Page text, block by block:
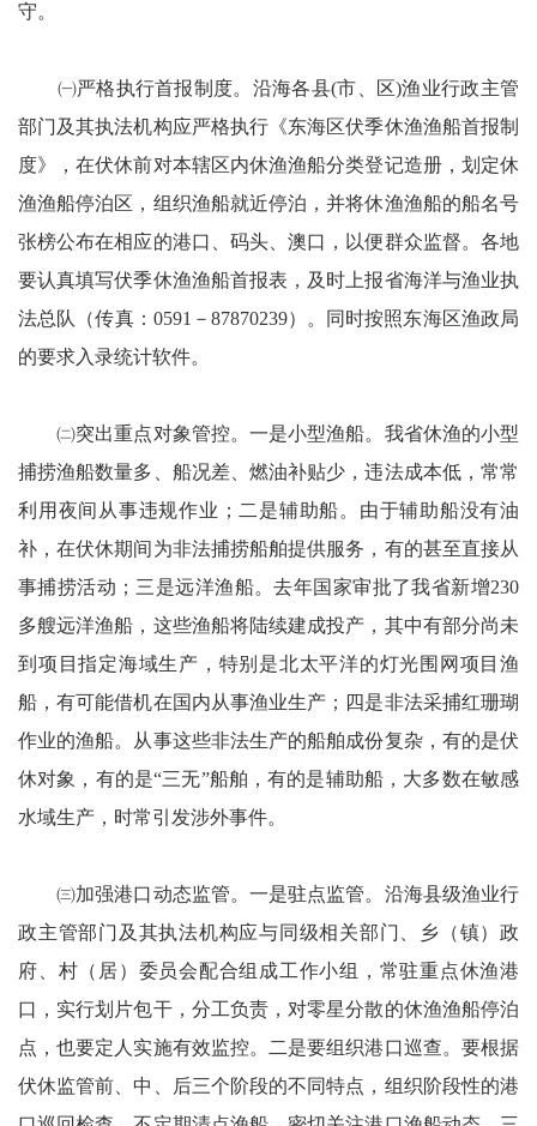
守。
㈠严格执行首报制度。沿海各县(市、区)渔业行政主管
部门及其执法机构应严格执行《东海区伏季休渔渔船首报制
度》，在伏休前对本辖区内休渔渔船分类登记造册，划定休
渔渔船停泊区，组织渔船就近停泊，并将休渔渔船的船名号
张榜公布在相应的港口、码头、澳口，以便群众监督。各地
要认真填写伏季休渔渔船首报表，及时上报省海洋与渔业执
法总队（传真：0591－87870239）。同时按照东海区渔政局
的要求入录统计软件。
㈡突出重点对象管控。一是小型渔船。我省休渔的小型
捕捞渔船数量多、船况差、燃油补贴少，违法成本低，常常
利用夜间从事违规作业；二是辅助船。由于辅助船没有油
补，在伏休期间为非法捕捞船舶提供服务，有的甚至直接从
事捕捞活动；三是远洋渔船。去年国家审批了我省新增230
多艘远洋渔船，这些渔船将陆续建成投产，其中有部分尚未
到项目指定海域生产，特别是北太平洋的灯光围网项目渔
船，有可能借机在国内从事渔业生产；四是非法采捕红珊瑚
作业的渔船。从事这些非法生产的船舶成份复杂，有的是伏
休对象，有的是“三无”船舶，有的是辅助船，大多数在敏感
水域生产，时常引发涉外事件。
㈢加强港口动态监管。一是驻点监管。沿海县级渔业行
政主管部门及其执法机构应与同级相关部门、乡（镇）政
府、村（居）委员会配合组成工作小组，常驻重点休渔港
口，实行划片包干，分工负责，对零星分散的休渔渔船停泊
点，也要定人实施有效监控。二是要组织港口巡查。要根据
伏休监管前、中、后三个阶段的不同特点，组织阶段性的港